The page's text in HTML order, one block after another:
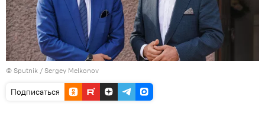
© Sputnik / Sergey Melkonov
Подписаться